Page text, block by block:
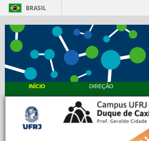
BRASIL
INÍCIO DIREÇÃO